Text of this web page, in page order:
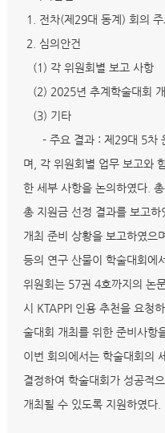
1. 전차(제29대 동계) 회의
2. 심의안건
(1) 각 위원회별 보고 사항
(2) 2025년 추계학술대회 개
(3) 기타
- 주요 결과 : 제29대 5차
며, 각 위원회별 업무 보고와
한 세부 사항을 논의하였다.
총 지원금 선정 결과를 보고
개최 준비 상황을 보고하였으
등의 연구 산물이 학술대회에
위원회는 57권 4호까지의 논
시 KTAPPI 인용 추천을 요청
술대회 개최를 위한 준비사항
이번 회의에서는 학술대회의
결정하여 학술대회가 성공적
개최될 수 있도록 지원하였다.